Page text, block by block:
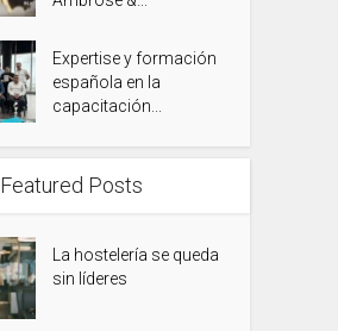
Expertise y formación
española en la
capacitación...
Featured Posts
La hostelería se queda
sin líderes